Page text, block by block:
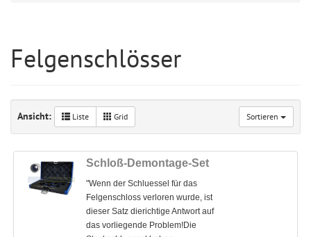
Felgenschlösser
Ansicht: Liste Grid Sortieren
Schloß-Demontage-Set
"Wenn der Schluessel für das
Felgenschloss verloren wurde, ist
dieser Satz dierichtige Antwort auf
das vorliegende Problem!Die